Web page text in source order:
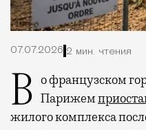
07.07.2026 2 мин. чтения
Во французском городе Монморанси под Парижем
жилого комплекса